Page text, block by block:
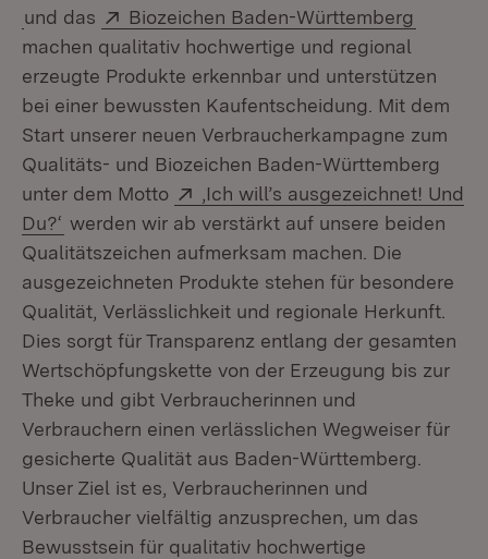
(Öffnet in neuem Fenster)
und das Extern:
Biozeichen Baden-Württemberg
machen qualitativ hochwertige und regional
erzeugte Produkte erkennbar und unterstützen
bei einer bewussten Kaufentscheidung. Mit dem
Start unserer neuen Verbraucherkampagne zum
Qualitäts- und Biozeichen Baden-Württemberg
unter dem Motto
Extern:
‚Ich will’s ausgezeichnet! Und
Du?‘ (Öffnet in neuem Fenster)
werden wir ab verstärkt auf unsere beiden
Qualitätszeichen aufmerksam machen. Die
ausgezeichneten Produkte stehen für besondere
Qualität, Verlässlichkeit und regionale Herkunft.
Dies sorgt für Transparenz entlang der gesamten
Wertschöpfungskette von der Erzeugung bis zur
Theke und gibt Verbraucherinnen und
Verbrauchern einen verlässlichen Wegweiser für
gesicherte Qualität aus Baden-Württemberg.
Unser Ziel ist es, Verbraucherinnen und
Verbraucher vielfältig anzusprechen, um das
Bewusstsein für qualitativ hochwertige